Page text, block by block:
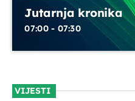
Melodija dana
08:10 - 08:15
Jutarnja kronika
07:00 - 07:30
VIJESTI